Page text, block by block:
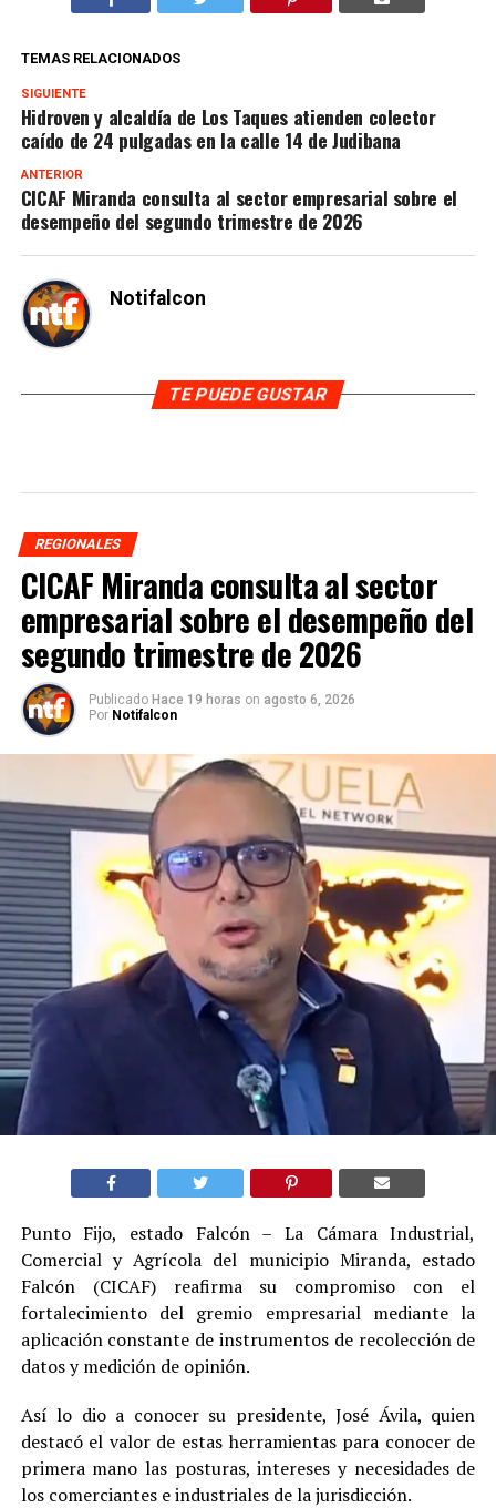
TEMAS RELACIONADOS
SIGUIENTE
Hidroven y alcaldía de Los Taques atienden colector
caído de 24 pulgadas en la calle 14 de Judibana
ANTERIOR
CICAF Miranda consulta al sector empresarial sobre el
desempeño del segundo trimestre de 2026
Notifalcon
TE PUEDE GUSTAR
REGIONALES
CICAF Miranda consulta al sector
empresarial sobre el desempeño del
segundo trimestre de 2026
Publicado Hace 19 horas on agosto 6, 2026
Por Notifalcon
Punto Fijo, estado Falcón – La Cámara Industrial,
Comercial y Agrícola del municipio Miranda, estado
Falcón (CICAF) reafirma su compromiso con el
fortalecimiento del gremio empresarial mediante la
aplicación constante de instrumentos de recolección de
datos y medición de opinión.
Así lo dio a conocer su presidente, José Ávila, quien
destacó el valor de estas herramientas para conocer de
primera mano las posturas, intereses y necesidades de
los comerciantes e industriales de la jurisdicción.